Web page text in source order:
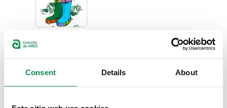
Consent Details About
Está aberto o prazo para participar na XIV